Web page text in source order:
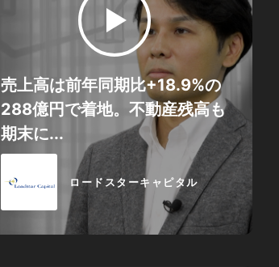
ロードスターキャピタル
売上高は前年同期比+18.9%の
288億円で着地。不動産残高も
期末に...